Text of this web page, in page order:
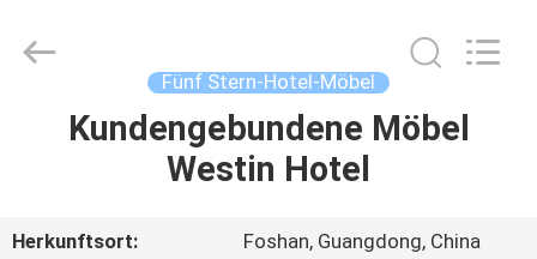
HAUS
Ltd..
Fünf Stern-Hotel-Möbel
Kundengebundene Möbel
Westin Hotel
Herkunftsort:
Foshan, Guangdong, China